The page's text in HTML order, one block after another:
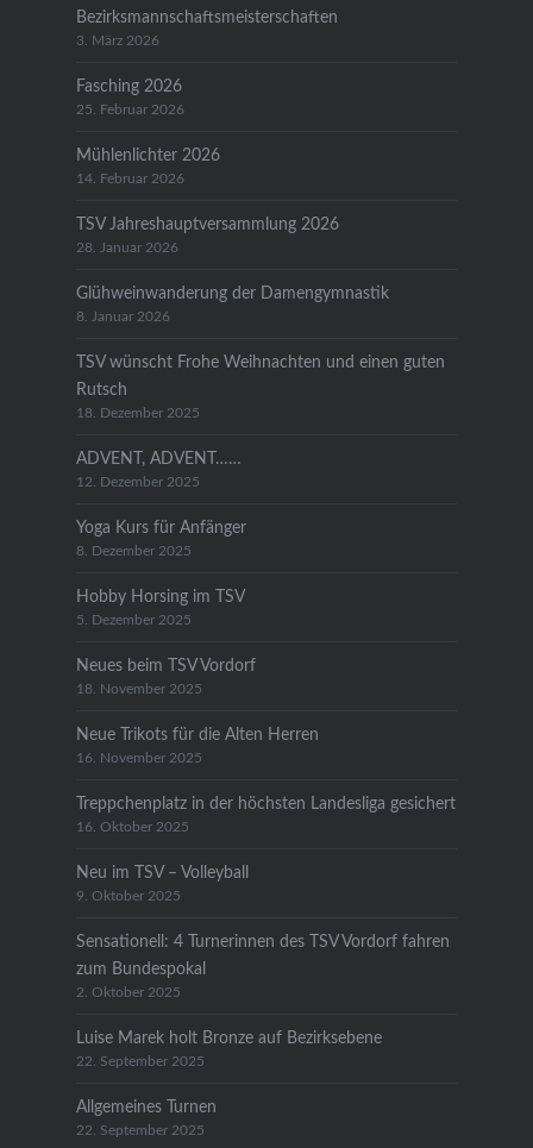
Bezirksmannschaftsmeisterschaften
3. März 2026
Fasching 2026
25. Februar 2026
Mühlenlichter 2026
14. Februar 2026
TSV Jahreshauptversammlung 2026
28. Januar 2026
Glühweinwanderung der Damengymnastik
8. Januar 2026
TSV wünscht Frohe Weihnachten und einen guten
Rutsch
18. Dezember 2025
ADVENT, ADVENT……
12. Dezember 2025
Yoga Kurs für Anfänger
8. Dezember 2025
Hobby Horsing im TSV
5. Dezember 2025
Neues beim TSV Vordorf
18. November 2025
Neue Trikots für die Alten Herren
16. November 2025
Treppchenplatz in der höchsten Landesliga gesichert
16. Oktober 2025
Neu im TSV – Volleyball
9. Oktober 2025
Sensationell: 4 Turnerinnen des TSV Vordorf fahren
zum Bundespokal
2. Oktober 2025
Luise Marek holt Bronze auf Bezirksebene
22. September 2025
Allgemeines Turnen
22. September 2025